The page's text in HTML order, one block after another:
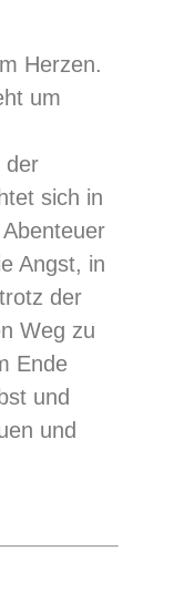
Herzen.
um
der
sich in
Angst, in
der
Weg zu
Ende
und
und